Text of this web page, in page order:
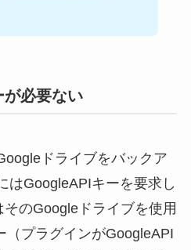
必要ない
ドライブをバックア
はGoogleAPIキーを要求し
そのGoogleドライブを使用
（プラグインがGoogleAPI